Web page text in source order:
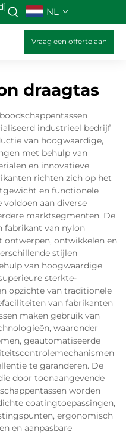
NL
Vraag een offerte aan
draagtas
industrieel bedrijf
van hoogwaardige,
met behulp van
en innovatieve
richten zich op het
en functionele
voldoen aan diverse
marktsegmenten. De
fabrikant van nylon
ontwerpen, ontwikkelen en
stijlen
van hoogwaardige
sterkte-
opzichte van traditionele
van fabrikanten
maken gebruik van
waaronder
geautomatiseerde
te garanderen. De
door toonaangevende
worden
coatingtoepassingen,
ergonomisch
en aanpasbare